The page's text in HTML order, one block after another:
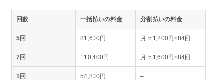
回数 一括払いの料金 分割払いの料金
5回 81,600円 月々1,200円×84回
7回 110,400円 月々1,600円×84回
1回 54,800円 –